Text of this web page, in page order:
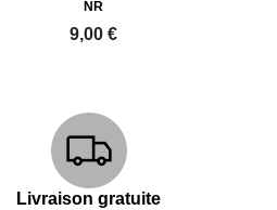
NR
9,00 €
Livraison gratuite